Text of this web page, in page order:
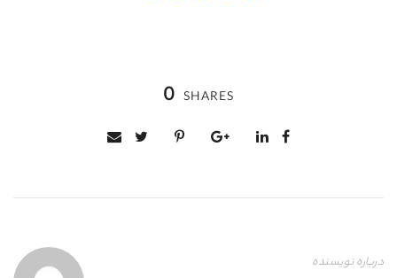
0 SHARES
درباره نویسنده